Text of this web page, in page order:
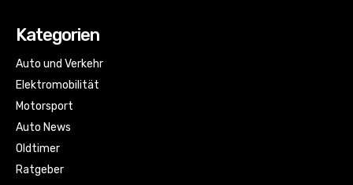
Kategorien
Auto und Verkehr
Elektromobilität
Motorsport
Auto News
Oldtimer
Ratgeber